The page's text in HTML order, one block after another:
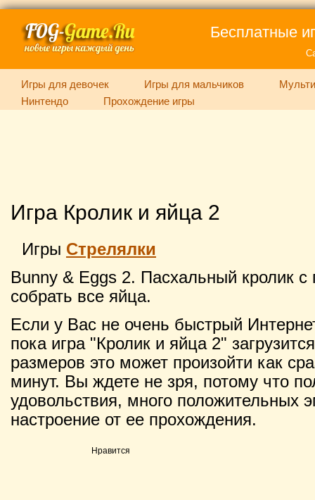
Бесплатные
Игры для девочек Игры для мальчиков
Нинтендо
Прохождение игры
Игра Кролик и яйца 2
Игры Стрелялки
Bunny & Eggs 2. Пасхальный кролик
собрать все яйца.
Если у Вас не очень быстрый
пока игра "Кролик и яйца 2"
размеров это может произойти как
минут. Вы ждете не зря, потому что
удовольствия, много положительных
настроение от ее прохождения.
Нравится